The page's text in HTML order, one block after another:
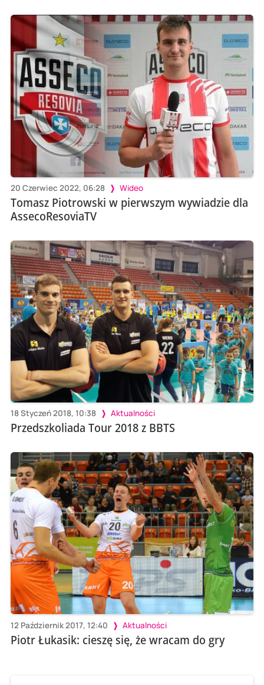
20 Czerwiec 2022, 06:28 Wideo
Tomasz Piotrowski w pierwszym wywiadzie dla
AssecoResoviaTV
18 Styczeń 2018, 10:38 Aktualności
Przedszkoliada Tour 2018 z BBTS
12 Październik 2017, 12:40 Aktualności
Piotr Łukasik: cieszę się, że wracam do gry